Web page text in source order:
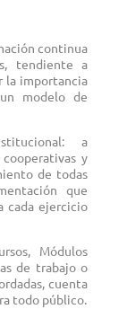
continua
tendiente a
la importancia
modelo de
a
y
de todas
que
cada ejercicio
Módulos
de trabajo o
cuenta
todo público.